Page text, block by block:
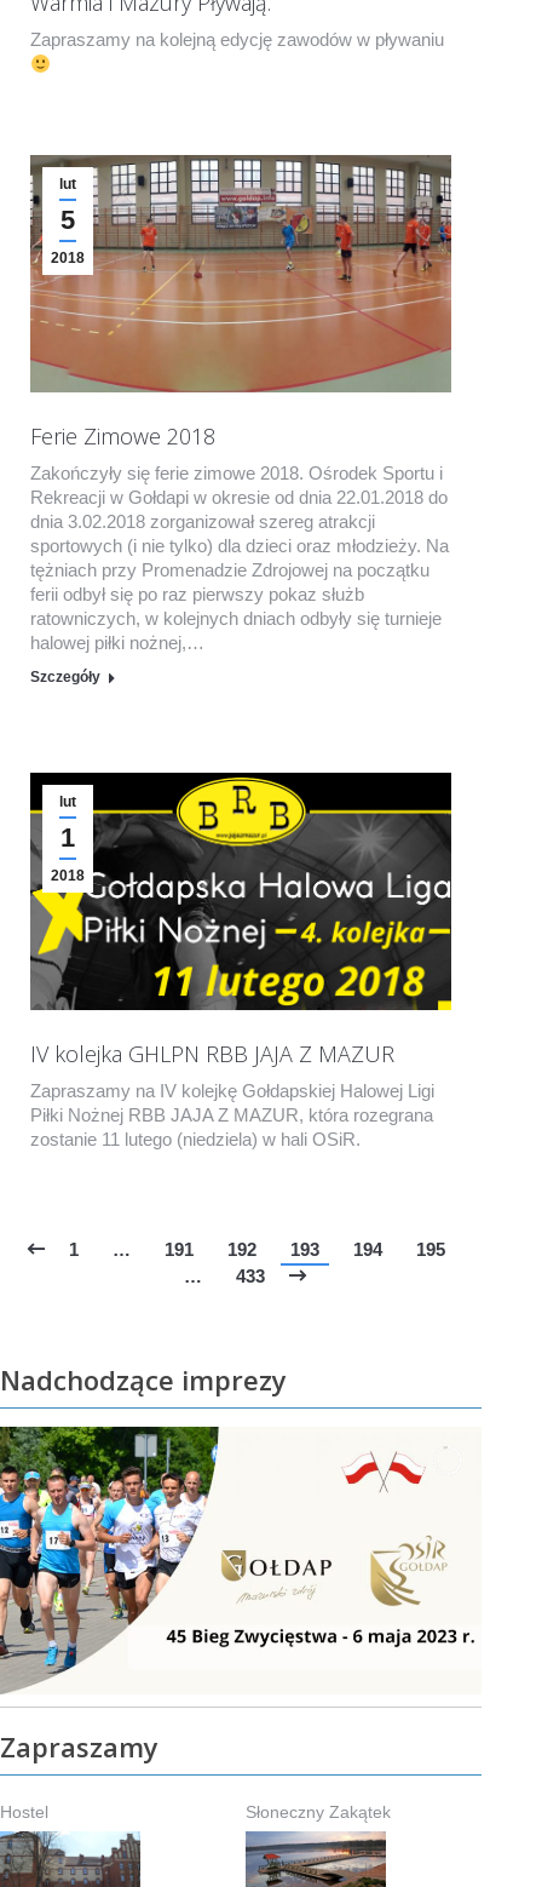
Zapraszamy na kolejną edycję zawodów w pływaniu
lut
5
2018
Ferie Zimowe 2018
Zakończyły się ferie zimowe 2018. Ośrodek Sportu i
Rekreacji w Gołdapi w okresie od dnia 22.01.2018 do
dnia 3.02.2018 zorganizował szereg atrakcji
sportowych (i nie tylko) dla dzieci oraz młodzieży. Na
tężniach przy Promenadzie Zdrojowej na początku
ferii odbył się po raz pierwszy pokaz służb
ratowniczych, w kolejnych dniach odbyły się turnieje
halowej piłki nożnej,…
Szczegóły
lut
1
2018
IV kolejka GHLPN RBB JAJA Z MAZUR
Zapraszamy na IV kolejkę Gołdapskiej Halowej Ligi
Piłki Nożnej RBB JAJA Z MAZUR, która rozegrana
zostanie 11 lutego (niedziela) w hali OSiR.
1 … 191 192 193 194
195
…
433
Nadchodzące imprezy
Zapraszamy
Hostel Słoneczny Zakątek